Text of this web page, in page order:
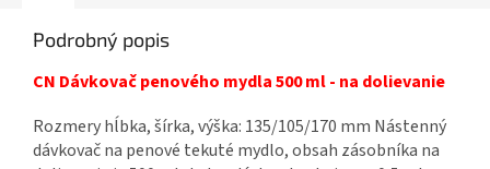
Podrobný popis
CN Dávkovač penového mydla 500 ml - na dolievanie
Rozmery hĺbka, šírka, výška: 135/105/170 mm Nástenný
dávkovač na penové tekuté mydlo, obsah zásobníka na